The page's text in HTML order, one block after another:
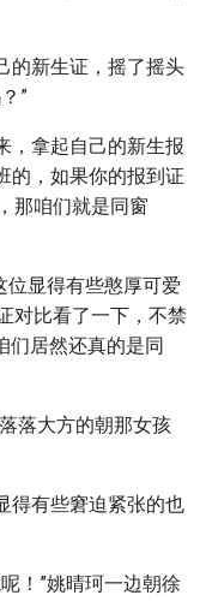
的新生证，摇了摇头
”
，拿起自己的新生报
的，如果你的报到证
那咱们就是同窗
位显得有些憨厚可爱
对比看了一下，不禁
们居然还真的是同
落大方的朝那女孩
得有些窘迫紧张的也
！”姚晴珂一边朝徐